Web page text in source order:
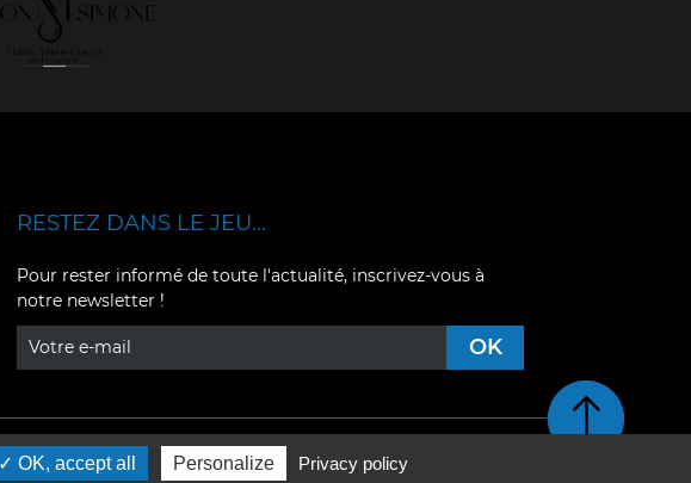
RESTEZ DANS LE JEU...
Pour rester informé de toute l'actualité, inscrivez-vous à
notre newsletter !
Retour en haut de page
OK, accept all Personalize Privacy policy